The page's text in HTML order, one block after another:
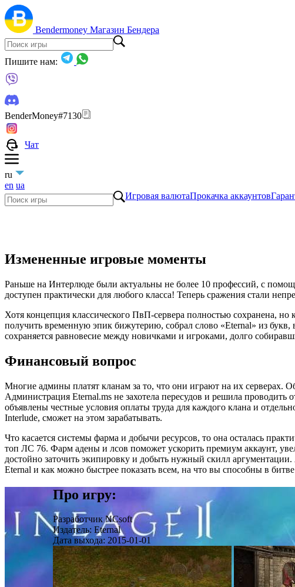
Bendermoney Магазин Бендера
Пишите нам:
BenderMoney#7130
Чат
ru
en ua
Игровая валютаПрокачка аккаунтов
Измененные игровые моменты
Раньше на Интерлюде были актуальны не более 10 профессий, с
доступен практически для любого класса! Теперь сражения стали
Хотя концепция классического ПвП-сервера полностью сохранена,
получить временную эпик бижутерию, собрал слово «Eternal» из
сохраняется равновесие между новичками и игроками, долго
Финансовый вопрос
Многие админы платят кланам за то, что они играют на их серверах.
Администрация Eternal.ms не захотела пересудов и решила
объявлены честные условия оплаты труда для каждого клана и
Interlude, сможет на этом зарабатывать.
Что касается системы фарма и добычи ресурсов, то она осталась
топ ЛС 76. Фарм адены и лсов поможет ускорить премиум аккаунт,
достойно заточить экипировку и добыть нужный скилл
Eternal и как можно быстрее показать всем, на что вы способны в битве
Про игру:
РазработчикNCsoft
Издатель: Eternal
Дата выхода: 2015-01-01